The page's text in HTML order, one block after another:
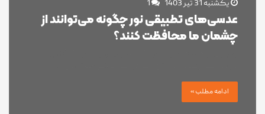
یکشنبه 31 تیر 1403
عدسی‌های تطبیقی نور چگونه می‌توانند از
چشمان ما محافظت کنند؟
ادامه مطلب »